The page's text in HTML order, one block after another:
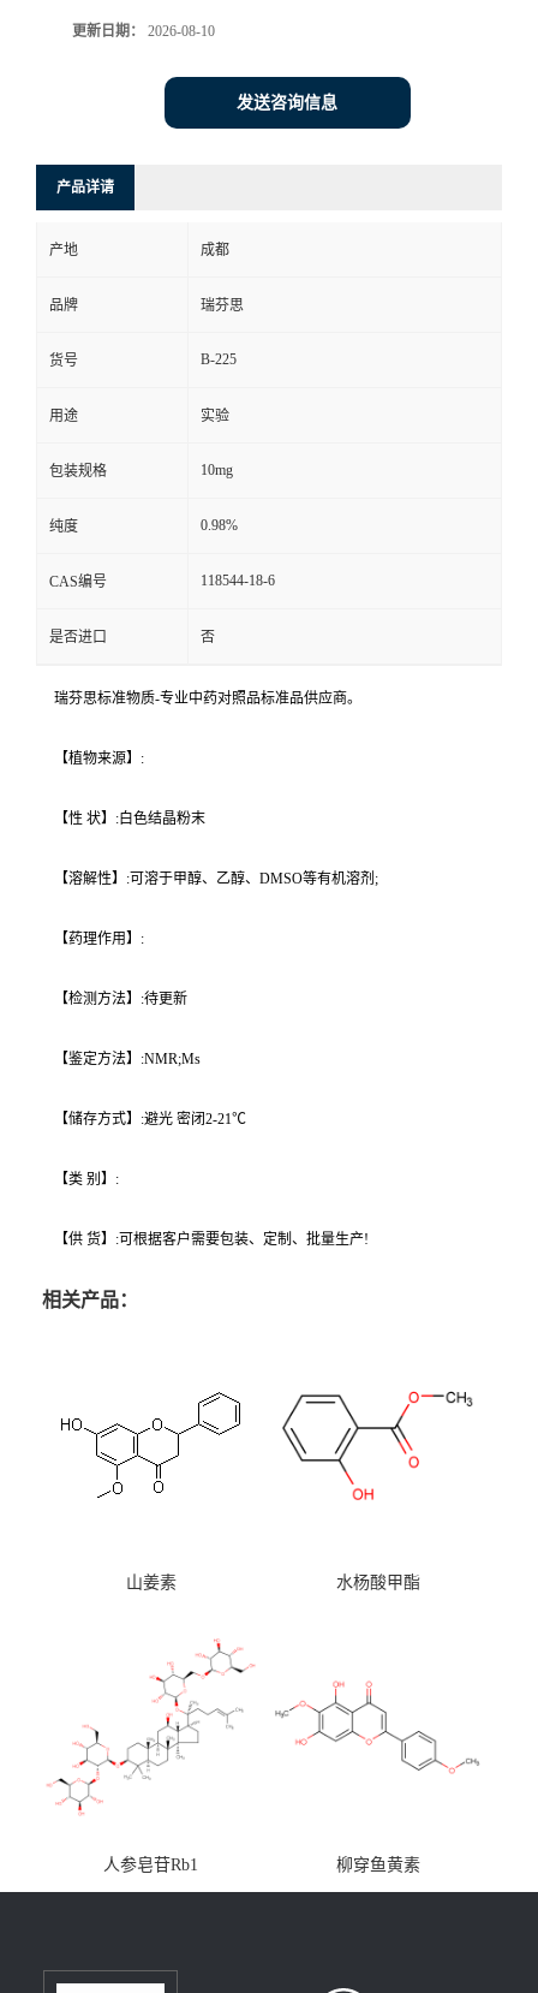
式
更新日期： 2026-08-10
发送咨询信息
产品详请
产地 成都
品牌 瑞芬思
货号 B-225
用途 实验
包装规格 10mg
纯度 0.98%
CAS编号 118544-18-6
是否进口 否
瑞芬思标准物质-专业中药对照品标准品供应商。
【植物来源】:
【性 状】:白色结晶粉末
【溶解性】:可溶于甲醇、乙醇、DMSO等有机溶剂;
【药理作用】:
【检测方法】:待更新
【鉴定方法】:NMR;Ms
【储存方式】:避光 密闭2-21℃
【类 别】:
【供 货】:可根据客户需要包装、定制、批量生产!
相关产品：
山姜素 水杨酸甲酯
人参皂苷Rb1 柳穿鱼黄素